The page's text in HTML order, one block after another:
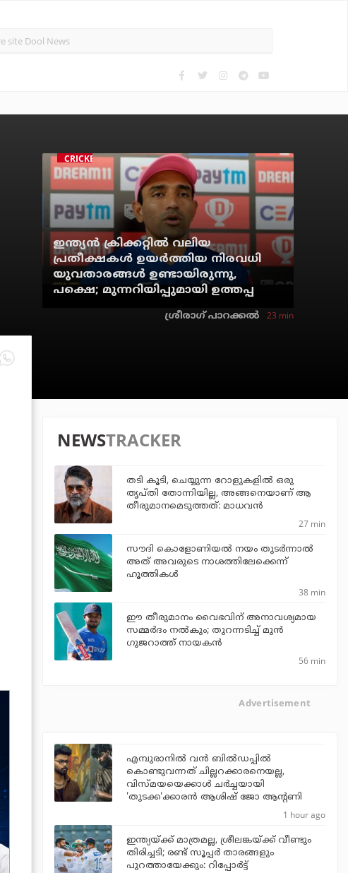
CRICKET
ഇന്ത്യന്‍ ക്രിക്കറ്റില്‍ വലിയ
പ്രതീക്ഷകള്‍ ഉയര്‍ത്തിയ നിരവധി
യുവതാരങ്ങള്‍ ഉണ്ടായിരുന്നു,
പക്ഷെ; മുന്നറിയിപ്പുമായി ഉത്തപ്പ
ശ്രീരാഗ് പാറക്കല്‍ 23 min
NEWSTRACKER
തടി കൂടി, ചെയ്യുന്ന റോളുകളില്‍ ഒരു
തൃപ്തി തോന്നിയില്ല, അങ്ങനെയാണ് ആ
തീരുമാനമെടുത്തത്: മാധവന്‍
27 min
സൗദി കൊളോണിയല്‍ നയം തുടര്‍ന്നാല്‍
അത് അവരുടെ നാശത്തിലേക്കെന്ന്
ഹൂത്തികള്‍
38 min
ഈ തീരുമാനം വൈഭവിന് അനാവശ്യമായ
സമ്മര്‍ദം നല്‍കും; തുറന്നടിച്ച് മുന്‍
ഗുജറാത്ത് നായകന്‍
56 min
Advertisement
എമ്പുരാനില്‍ വന്‍ ബില്‍ഡപ്പില്‍
കൊണ്ടുവന്നത് ചില്ലറക്കാരനെയല്ല,
വിസ്മയയെക്കാള്‍ ചര്‍ച്ചയായി
'തുടക്ക'ക്കാരന്‍ ആശിഷ് ജോ ആന്റണി
1 hour ago
ഇന്ത്യയ്ക്ക് മാത്രമല്ല, ശ്രീലങ്കയ്ക്ക് വീണ്ടും
തിരിച്ചടി; രണ്ട് സൂപ്പര്‍ താരങ്ങളും
പുറത്തായേക്കും: റിപ്പോര്‍ട്ട്